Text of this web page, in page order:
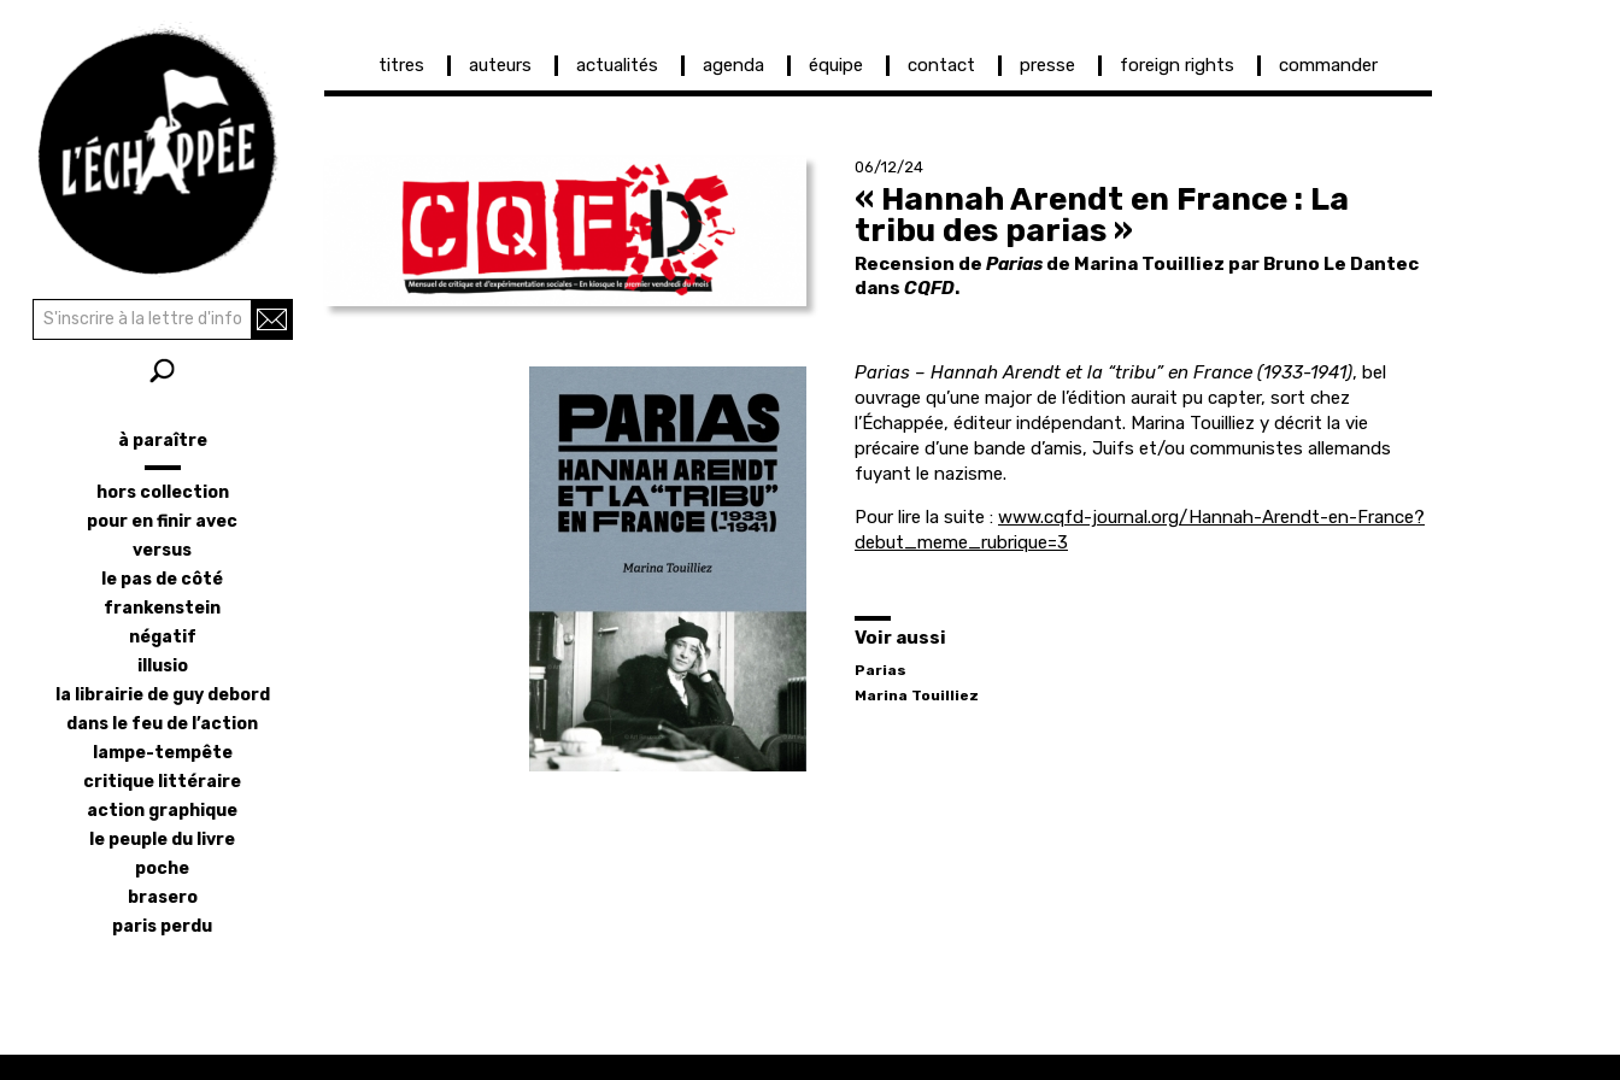
contenu
principal
principale
titres auteurs actualités agenda équipe contact presse foreign rights commander
06/12/24
« Hannah Arendt en France : La
tribu des parias »
Recension de Parias de Marina Touilliez par Bruno Le Dantec
dans CQFD.
Parias – Hannah Arendt et la “tribu” en France (1933-1941), bel
ouvrage qu’une major de l’édition aurait pu capter, sort chez
l’Échappée, éditeur indépendant. Marina Touilliez y décrit la vie
précaire d’une bande d’amis, Juifs et/ou communistes allemands
fuyant le nazisme.
Pour lire la suite : www.cqfd-journal.org/Hannah-Arendt-en-France?
debut_meme_rubrique=3
Voir aussi
Parias
Marina Touilliez
Rechercher
latéral
à paraître
hors collection
pour en finir avec
versus
le pas de côté
frankenstein
négatif
illusio
la librairie de guy debord
dans le feu de l’action
lampe-tempête
critique littéraire
action graphique
le peuple du livre
poche
brasero
paris perdu